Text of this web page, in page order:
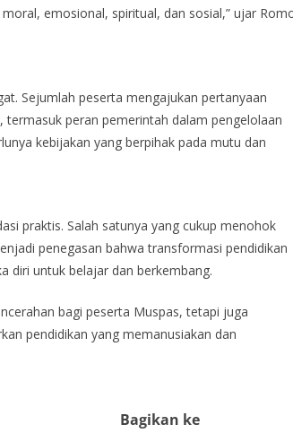
emosional, spiritual, dan sosial,” ujar
Sejumlah peserta mengajukan pertanyaan
termasuk peran pemerintah dalam pengelolaan
kebijakan yang berpihak pada mutu dan
praktis. Salah satunya yang cukup menohok
penegasan bahwa transformasi pendidikan
diri untuk belajar dan berkembang.
bagi peserta Muspas, tetapi juga
pendidikan yang memanusiakan dan
Bagikan ke